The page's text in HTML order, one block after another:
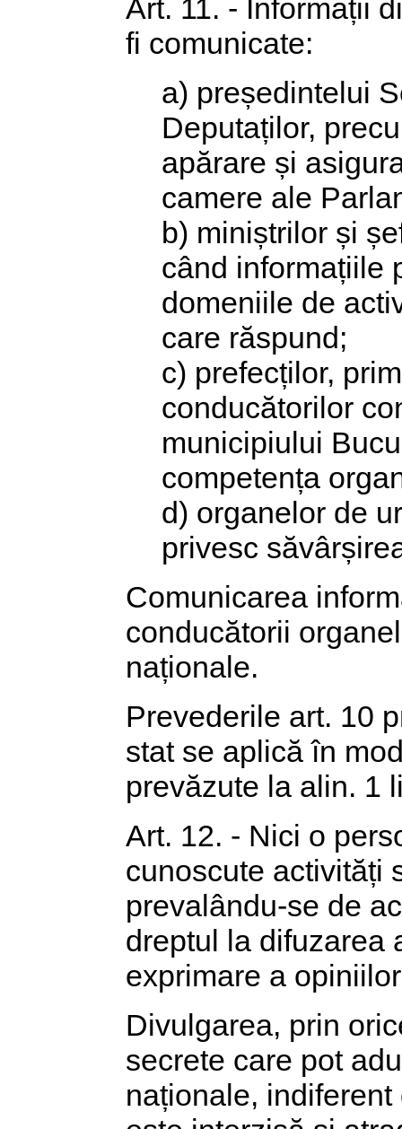
Art. 11. - Informații
fi comunicate:
a) președintelui
Deputaților,
apărare și
camere ale
b) miniștrilor și
când informațiile
domeniile de
care răspund;
c) prefecților,
conducătorilor
municipiului
competența
d) organelor de
privesc
Comunicarea
conducătorii
naționale.
Prevederile art. 10
stat se aplică în
prevăzute la alin. 1
Art. 12. - Nici o
cunoscute activități
prevalându-se de
dreptul la difuzarea
exprimare a
Divulgarea, prin
secrete care pot
naționale,